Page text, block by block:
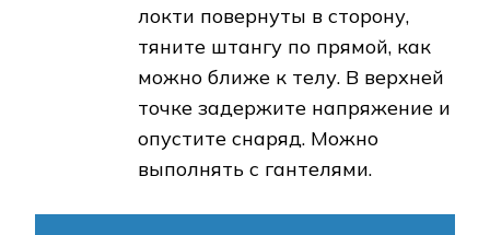
локти повернуты в сторону,
тяните штангу по прямой, как
можно ближе к телу. В верхней
точке задержите напряжение и
опустите снаряд. Можно
выполнять с гантелями.